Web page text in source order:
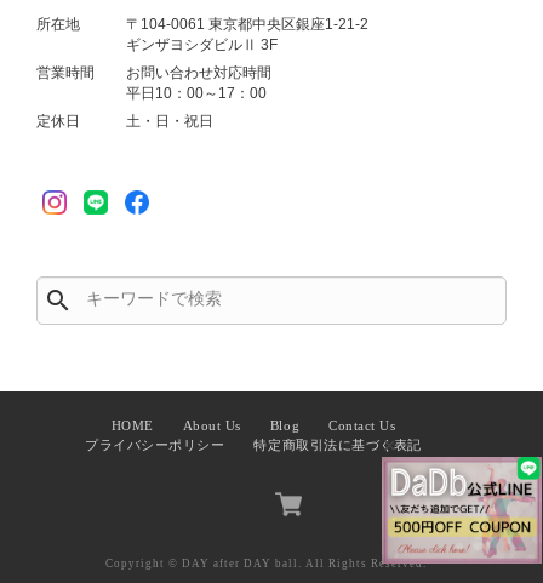
所在地
〒104-0061 東京都中央区銀座1-21-2
ギンザヨシダビルⅡ 3F
営業時間
お問い合わせ対応時間
平日10：00～17：00
定休日
土・日・祝日
search
HOME About Us Blog
Contact Us
プライバシーポリシー
特定商取引法に基づく表記
Copyright © DAY after DAY ball. All Rights Reserved.
✕